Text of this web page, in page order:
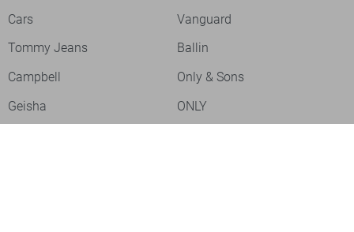
Cars
Vanguard
Tommy Jeans
Ballin
Campbell
Only & Sons
Geisha
ONLY